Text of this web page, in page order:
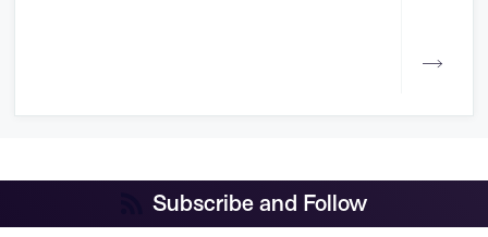
Subscribe and Follow